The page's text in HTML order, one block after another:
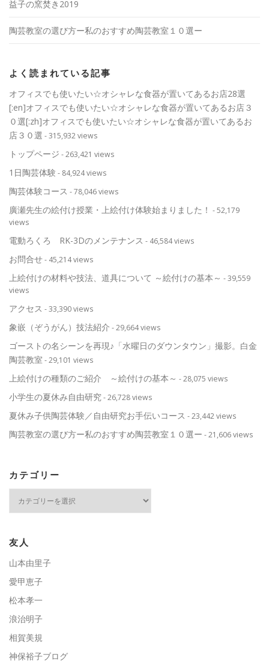
益子の窯焚き2019
陶芸教室の選び方ー私のおすすめ陶芸教室１０選ー
よく読まれている記事
オフィスでも使いたい☆オシャレな食器が置いてあるお店28選
[:en]オフィスでも使いたい☆オシャレな食器が置いてあるお店３
０選[:zh]オフィスでも使いたい☆オシャレな食器が置いてあるお
店３０選 - 315,932 views
トップページ - 263,421 views
1日陶芸体験 - 84,924 views
陶芸体験コース - 78,046 views
廣瀬先生の絵付け授業・上絵付け体験始まりました！ - 52,179
views
電動ろくろ RK-3Dのメンテナンス - 46,584 views
お問合せ- 45,214 views
上絵付けの材料や技法、道具について ～絵付けの基本～ - 39,559
views
アクセス - 33,390 views
象嵌（ぞうがん）技法紹介 - 29,664 views
ゴーストの名シーンを再現♪「水曜日のダウンタウン」撮影。白金
陶芸教室 - 29,101 views
上絵付けの種類のご紹介 ～絵付けの基本～ - 28,075 views
小学生の夏休み自由研究- 26,728 views
夏休み子供陶芸体験／自由研究お手伝いコース - 23,442 views
陶芸教室の選び方ー私のおすすめ陶芸教室１０選ー - 21,606 views
カテゴリー
ー
友人
山本由里子
愛甲恵子
松本孝一
浪治明子
相賀美規
神保裕子ブログ